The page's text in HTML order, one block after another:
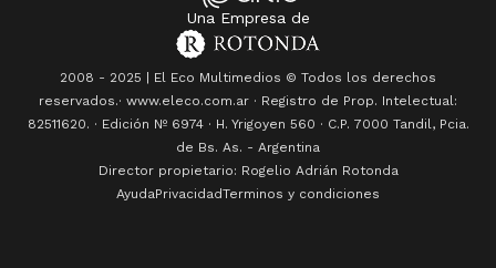
Una Empresa de
2008 - 2025 | El Eco Multimedios © Todos los derechos
reservados.· www.eleco.com.ar · Registro de Prop. Intelectual:
82511620. · Edición Nº 6974· H. Yrigoyen 560 · C.P. 7000 Tandil, Pcia.
de Bs. As. - Argentina
Director propietario: Rogelio Adrián Rotonda
AyudaPrivacidadTerminos y condiciones